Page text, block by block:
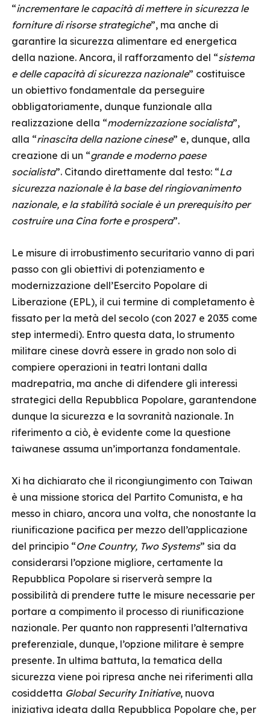
“incrementare le capacità di mettere in sicurezza le
forniture di risorse strategiche”, ma anche di
garantire la sicurezza alimentare ed energetica
della nazione. Ancora, il rafforzamento del “sistema
e delle capacità di sicurezza nazionale” costituisce
un obiettivo fondamentale da perseguire
obbligatoriamente, dunque funzionale alla
realizzazione della “modernizzazione socialista”,
alla “rinascita della nazione cinese” e, dunque, alla
creazione di un “grande e moderno paese
socialista”. Citando direttamente dal testo: “La
sicurezza nazionale è la base del ringiovanimento
nazionale, e la stabilità sociale è un prerequisito per
costruire una Cina forte e prospera”.
Le misure di irrobustimento securitario vanno di pari
passo con gli obiettivi di potenziamento e
modernizzazione dell’Esercito Popolare di
Liberazione (EPL), il cui termine di completamento è
fissato per la metà del secolo (con 2027 e 2035 come
step intermedi). Entro questa data, lo strumento
militare cinese dovrà essere in grado non solo di
compiere operazioni in teatri lontani dalla
madrepatria, ma anche di difendere gli interessi
strategici della Repubblica Popolare, garantendone
dunque la sicurezza e la sovranità nazionale. In
riferimento a ciò, è evidente come la questione
taiwanese assuma un’importanza fondamentale.
Xi ha dichiarato che il ricongiungimento con Taiwan
è una missione storica del Partito Comunista, e ha
messo in chiaro, ancora una volta, che nonostante la
riunificazione pacifica per mezzo dell’applicazione
del principio “One Country, Two Systems” sia da
considerarsi l’opzione migliore, certamente la
Repubblica Popolare si riserverà sempre la
possibilità di prendere tutte le misure necessarie per
portare a compimento il processo di riunificazione
nazionale. Per quanto non rappresenti l’alternativa
preferenziale, dunque, l’opzione militare è sempre
presente. In ultima battuta, la tematica della
sicurezza viene poi ripresa anche nei riferimenti alla
cosiddetta Global Security Initiative, nuova
iniziativa ideata dalla Repubblica Popolare che, per